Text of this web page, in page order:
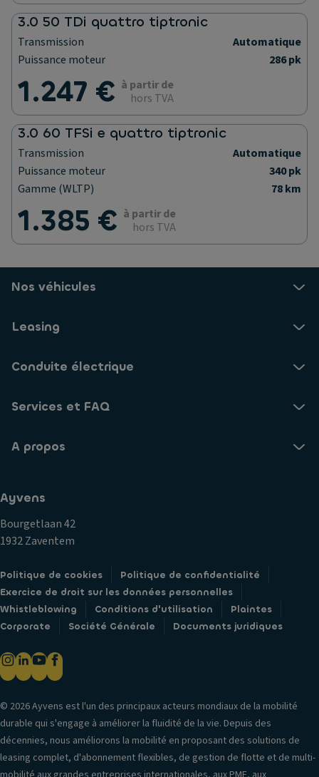
3.0 50 TDi quattro tiptronic
Transmission
Automatique
Puissance moteur
286 pk
1.247 € à partir de
hors TVA
3.0 60 TFSi e quattro tiptronic
Transmission
Automatique
Puissance moteur
340 pk
Gamme (WLTP)
78 km
1.385 € à partir de
hors TVA
Nos véhicules
Leasing
Conduite électrique
Services et FAQ
A propos
Ayvens
Bourgetlaan 42
1932 Zaventem
Politique de cookies
Politique de confidentialité
Exercice de droit sur les données personnelles
Whistleblowing
Conditions d'utilisation
Plaintes
Corporate
Société Générale Documents juridiques
© 2026 Ayvens est l'un des principaux acteurs mondiaux de la mobilité
durable qui s'engage à améliorer la fluidité de la vie. Depuis des
décennies, nous améliorons la mobilité en proposant des solutions de
leasing complet, d'abonnement flexibles, de gestion de flotte et de multi-